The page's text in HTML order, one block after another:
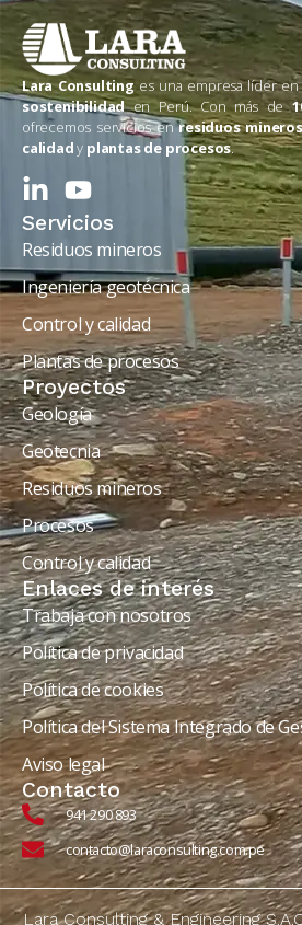
Lara Consultinges una empresa líder
sostenibilidaden Perú. Con más de
ofrecemos servicios enresiduos mineros
calidady plantas de procesos.
Servicios
Residuos mineros
Ingeniería geotécnica
Control y calidad
Plantas de procesos
Proyectos
Geología
Geotecnia
Residuos mineros
Procesos
Control y calidad
Enlaces de interés
Trabaja con nosotros
Política de privacidad
Política de cookies
Política del Sistema Integrado de
Aviso legal
Contacto
941 290 893
contacto@laraconsulting.com.pe
Lara Consulting & Engineering